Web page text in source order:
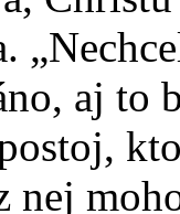
aj
nej